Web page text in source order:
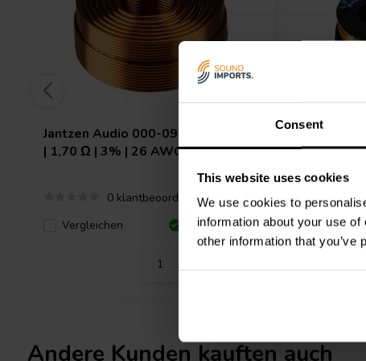
Consent
This website uses cookies
We use cookies to
information about your use
other information that you’ve
Jantzen Audio 000-0967 | 0,47 mH
| 1,70 Ω | 3% | 26 AWG
0 klantbeoordelingen
Vergleichen
10+ Auf Lager
mH |
Andere Kunden kauften auch